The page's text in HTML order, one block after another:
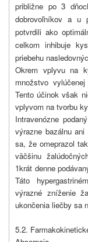
približne po 3
dobrovoľníkov a u
potvrdili ako
celkom inhibuje
priebehu
Okrem vplyvu na
množstvo
Tento účinok však
vplyvom na tvorbu
Intravenózne
výrazne bazálnu
sa, že omeprazol
väčšinu
1krát denne
Táto
výrazné zníženie
ukončenia liečby sa
5.2.